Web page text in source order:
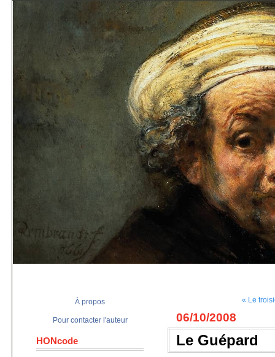
À propos
Pour contacter l'auteur
HONcode
« Le
06/10/2008
Le Guépard